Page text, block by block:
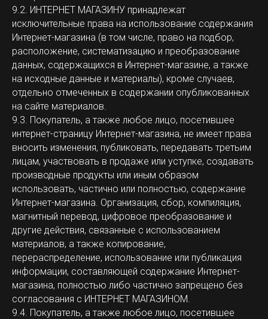
9.2. ИНТЕРНЕТ МАГАЗИНУ принадлежат
исключительные права на использование содержания
Интернет-магазина (в том числе, право на подбор,
расположение, систематизацию и преобразование
данных, содержащихся в Интернет-магазине, а также
на исходные данные и материалы), кроме случаев,
отдельно отмеченных в содержании опубликованных
на сайте материалов.
9.3. Покупатель, а также любое лицо, посетившее
интернет-страницу Интернет-магазина, не имеет права
вносить изменения, публиковать, передавать третьим
лицам, участвовать в продаже или уступке, создавать
производные продукты или иным образом
использовать, частично или полностью, содержание
Интернет-магазина. Организация, сбор, компиляция,
магнитный перевод, цифровое преобразование и
другие действия, связанные с использованием
материалов, а также копирование,
перераспределение, использование или публикация
информации, составляющей содержание Интернет-
магазина, полностью либо частично запрещено без
согласования с ИНТЕРНЕТ МАГАЗИНОМ.
9.4. Покупатель, а также любое лицо, посетившее